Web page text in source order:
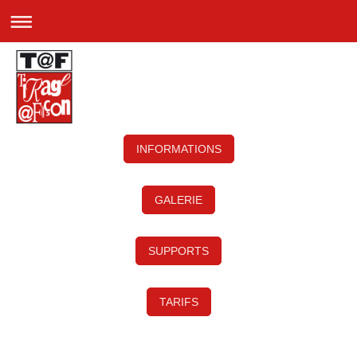
INFORMATIONS
GALERIE
SUPPORTS
TARIFS